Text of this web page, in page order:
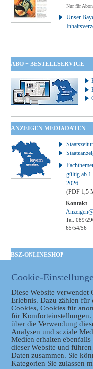
Nur für
Unser
ABO + BESTELLSERVICE
ANZEIGEN MEDIADATEN
gültig ab
2026
(PDF 1,5
Kontakt
Tel. 089/
65/54/56
BSZ-ONLINESHOP
GVBl |
Datenschutz
Cookie-
Diese Website verwendet
Erlebnis. Dazu zählen für
Cookies, Cookies für
für
über die Verwendung
Analysen und soziale
Medien erhalten
dieser Website und
Daten zusammen. Sie
Kategorien Sie zulassen